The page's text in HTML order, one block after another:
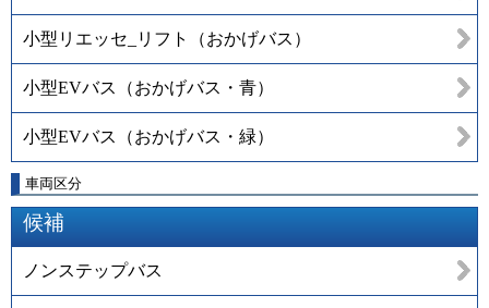
小型リエッセ_リフト（おかげバス）
小型EVバス（おかげバス・青）
小型EVバス（おかげバス・緑）
車両区分
候補
ノンステップバス